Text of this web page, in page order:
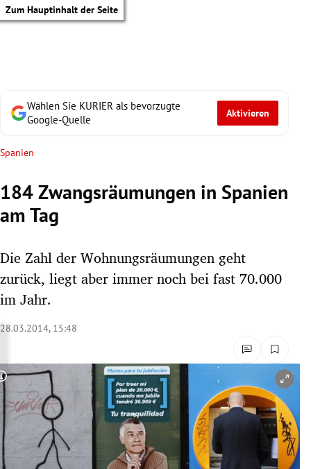
Zum Hauptinhalt der Seite
Untermenü
Untermenü
Untermenü
Untermenü
Untermenü
Wählen Sie KURIER als bevorzugte
Google-Quelle
Aktivieren
Spanien
184 Zwangsräumungen in Spanien
am Tag
Die Zahl der Wohnungsräumungen geht
zurück, liegt aber immer noch bei fast 70.000
im Jahr.
28.03.2014, 15:48
Copyright-Hinweis öffnen/schließen